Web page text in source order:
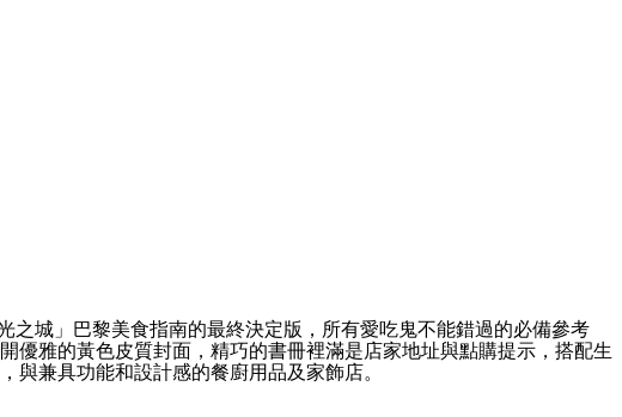
城」巴黎美食指南的最終決定版，所有愛吃鬼不能錯過的必備參考
優雅的黃色皮質封面，精巧的書冊裡滿是店家地址與點購提示，搭配生
兼具功能和設計感的餐廚用品及家飾店。